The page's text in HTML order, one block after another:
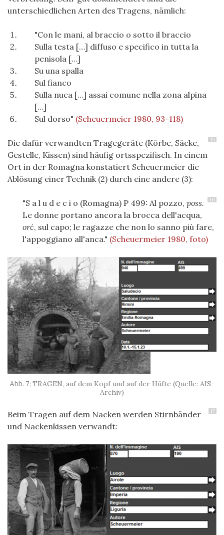
unterschiedlichen Arten des Tragens, nämlich:
"Con le mani, al braccio o sotto il braccio
Sulla testa […] diffuso e specifico in tutta la
penisola […]
Su una spalla
Sul fianco
Sulla nuca […] assai comune nella zona alpina
[…]
Sul dorso" (Scheuermeier 1980, 93-118)
15
Die dafür verwandten Tragegeräte (Körbe, Säcke,
Gestelle, Kissen) sind häufig ortsspezifisch. In einem
Ort in der Romagna konstatiert Scheuermeier die
Ablösung einer Technik (2) durch eine andere (3):
16
"S a l u d e c i o (Romagna) P 499: Al pozzo, poss.
Le donne portano ancora la brocca dell'acqua,
orć, sul capo; le ragazze che non lo sanno più fare,
l'appoggiano all'anca." (Scheuermeier 1980, foto)
TRAGEN, auf dem Kopf und auf der Hüfte (Quelle: AIS-
Archiv)
17
Beim Tragen auf dem Nacken werden Stirnbänder
und Nackenkissen verwandt: